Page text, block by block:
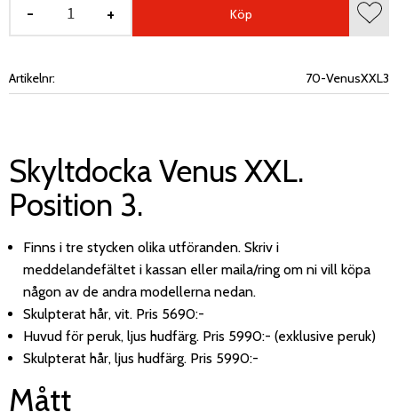
+
- Köp
Artikelnr 70-VenusXXL3
Skyltdocka Venus XXL.
Position 3.
Finns i tre stycken olika utföranden. Skriv i
meddelandefältet i kassan eller maila/ring om ni vill köpa
någon av de andra modellerna nedan.
Skulpterat hår, vit. Pris 5690:-
Huvud för peruk, ljus hudfärg. Pris 5990:- (exklusive peruk)
Skulpterat hår, ljus hudfärg. Pris 5990:-
Mått